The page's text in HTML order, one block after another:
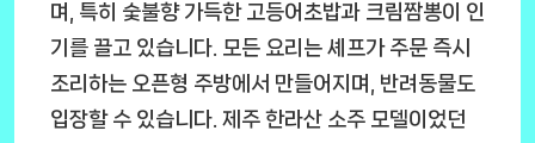
며, 특히 숯불향 가득한 고등어초밥과 크림짬뽕이 인
기를 끌고 있습니다. 모든 요리는 셰프가 주문 즉시
조리하는 오픈형 주방에서 만들어지며, 반려동물도
입장할 수 있습니다. 제주 한라산 소주 모델이었던